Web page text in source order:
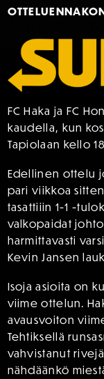
FC Haka ja FC
kaudella, kun
Tapiolaan kello
Edellinen ottelu
pari viikkoa
tasattiiin 1-1 -
valkopaidat
harmittavasti
Kevin Jansen
Isoja asioita on
viime ottelun.
avausvoiton
Tehtiksellä
vahvistanut
nähdäänkö